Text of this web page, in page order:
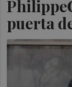
puerta